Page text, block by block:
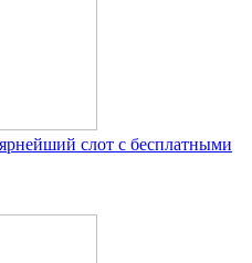
слот с бесплатными